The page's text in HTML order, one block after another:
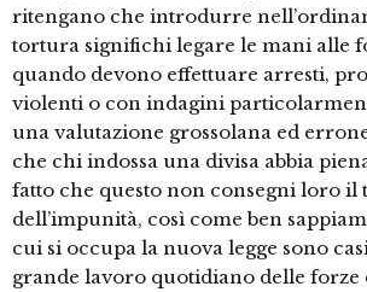
ritengano che introdurre
tortura significhi legare le mani alle
quando devono effettuare arresti,
violenti o con indagini
una valutazione grossolana ed
che chi indossa una divisa abbia
fatto che questo non consegni loro il
dell’impunità, così come ben
cui si occupa la nuova legge sono
grande lavoro quotidiano delle forze